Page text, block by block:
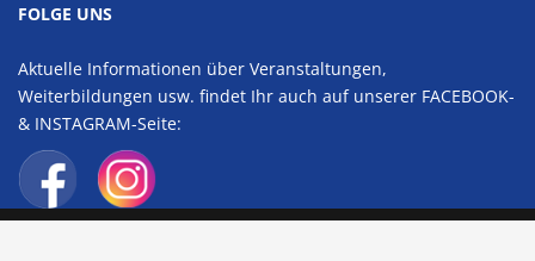
FOLGE UNS
Aktuelle Informationen über Veranstaltungen,
Weiterbildungen usw. findet Ihr auch auf unserer FACEBOOK-
& INSTAGRAM-Seite: